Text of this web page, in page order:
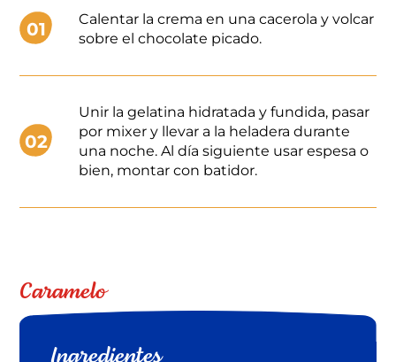
01
Calentar la crema en una cacerola y volcar
sobre el chocolate picado.
02
Unir la gelatina hidratada y fundida, pasar
por mixer y llevar a la heladera durante
una noche. Al día siguiente usar espesa o
bien, montar con batidor.
Caramelo
Ingredientes